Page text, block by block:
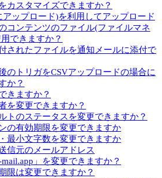
カスタマイズできますか？
アップロード)を利用してアップロード
コンテンツのファイル(ファイルマネ
できますか？
されたファイルを通知メールに添付で
のトリガをCSVアップロードの場合に
か？
きますか？
を変更できますか？
トのステータスを変更できますか？
の有効期限を変更できますか
最小文字数を変更できますか
信元のメールアドレス
mail.app」を変更できますか？
限は変更できますか？